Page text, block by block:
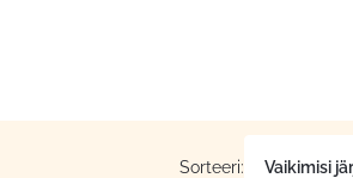
Sorteeri: